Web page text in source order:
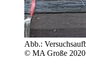
Abb.:
© MA Große 2020